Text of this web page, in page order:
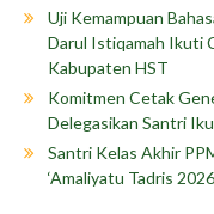
Uji Kemampuan
Darul Istiqamah Ikuti
Kabupaten HST
Komitmen Cetak
Delegasikan Santri
Santri Kelas Akhir
‘Amaliyatu Tadris 2026